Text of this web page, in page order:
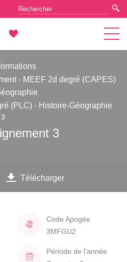
- MEEF 2d degré (CAPES)
(PLC) - Histoire-Géographie
3
Télécharger
Code Apogée
3MFGU2
Période de l'année